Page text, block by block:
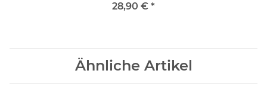
28,90 € *
Ähnliche Artikel